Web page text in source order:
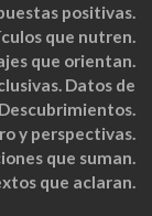
positivas.
que nutren.
que orientan.
Datos de
y perspectivas.
que suman.
que aclaran.